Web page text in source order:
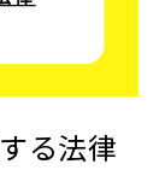
る法律